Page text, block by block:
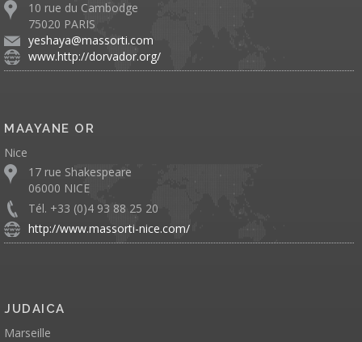
10 rue du Cambodge
75020 PARIS
yeshaya@massorti.com
www.http://dorvador.org/
MAAYANE OR
Nice
17 rue Shakespeare
06000 NICE
Tél. +33 (0)4 93 88 25 20
http://www.massorti-nice.com/
JUDAICA
Marseille